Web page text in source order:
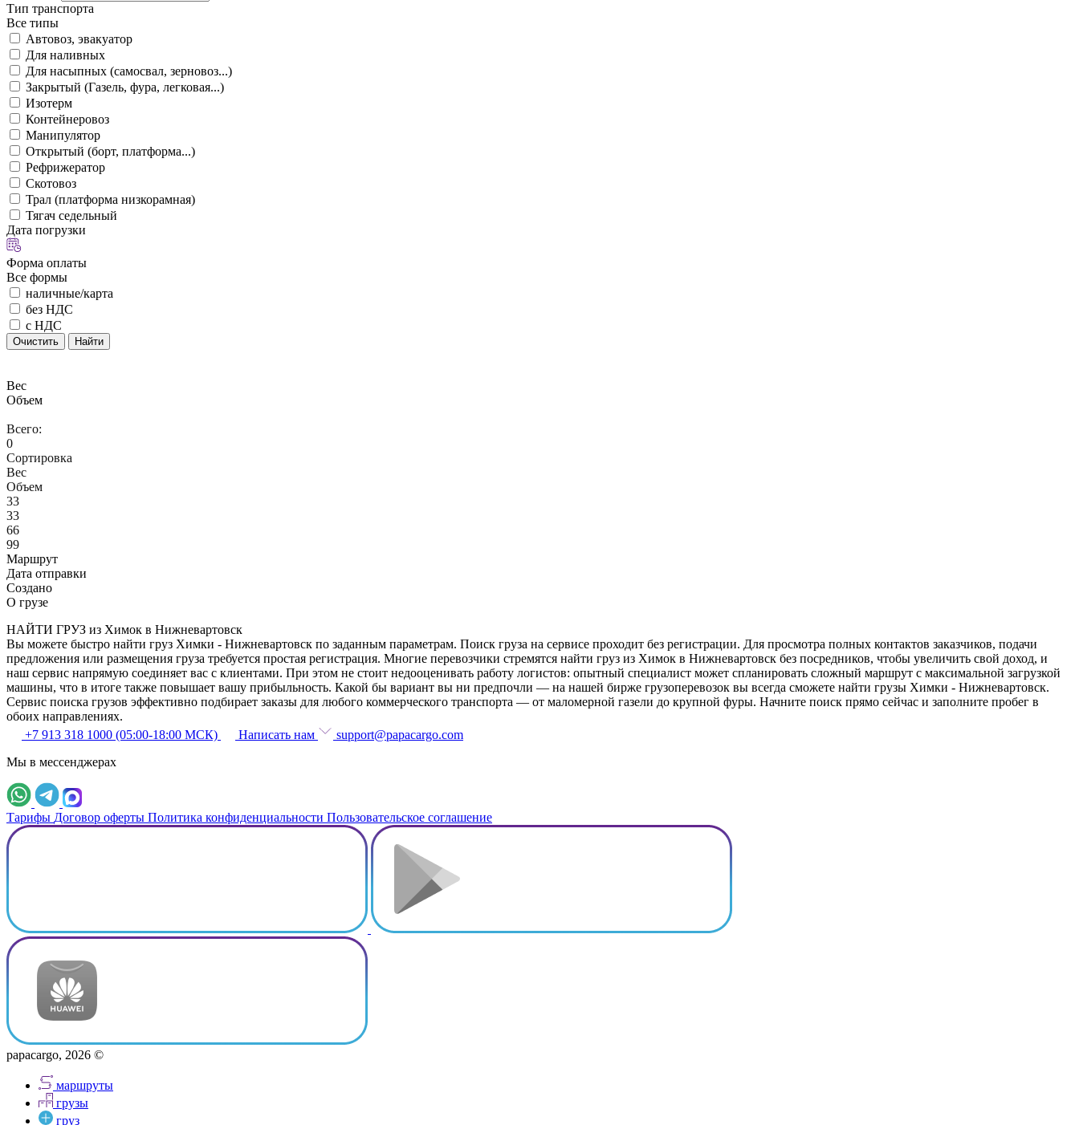
Тип транспорта
Все типы
Автовоз, эвакуатор
Для наливных
Для насыпных (самосвал, зерновоз...)
Закрытый (Газель, фура, легковая...)
Изотерм
Контейнеровоз
Манипулятор
Открытый (борт, платформа...)
Рефрижератор
Скотовоз
Трал (платформа низкорамная)
Тягач седельный
Дата погрузки
Форма оплаты
Все формы
наличные/карта
без НДС
с НДС
Очистить Найти
Вес
Объем
Всего:
0
Сортировка
Вес
Объем
33
33
66
99
Маршрут
Дата отправки
Создано
О грузе
НАЙТИ ГРУЗ из Химок в Нижневартовск
Вы можете быстро найти груз Химки - Нижневартовск по заданным параметрам. Поиск груза на сервисе проходит без регистрации. Для просмотра полных контактов заказчиков, подачи
предложения или размещения груза требуется простая регистрация. Многие перевозчики стремятся найти груз из Химок в Нижневартовск без посредников, чтобы увеличить свой доход, и
наш сервис напрямую соединяет вас с клиентами. При этом не стоит недооценивать работу логистов: опытный специалист может спланировать сложный маршрут с максимальной загрузкой
машины, что в итоге также повышает вашу прибыльность. Какой бы вариант вы ни предпочли — на нашей бирже грузоперевозок вы всегда сможете найти грузы Химки - Нижневартовск.
Сервис поиска грузов эффективно подбирает заказы для любого коммерческого транспорта — от маломерной газели до крупной фуры. Начните поиск прямо сейчас и заполните пробег в
обоих направлениях.
+7 913 318 1000 (05:00-18:00 МСК)
Написать нам
support@papacargo.com
Мы в мессенджерах
Тарифы Договор оферты Политика конфиденциальности Пользовательское соглашение
papacargo, 2026 ©
маршруты
грузы
груз